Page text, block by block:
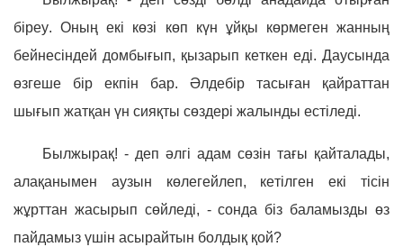
біреу. Оның екі көзі көп күн ұйқы көрмеген жанның
бейнесіндей домбығып, қызарып кеткен еді. Даусында
өзгеше бір екпін бар. Әлдебір тасыған қайраттан
шығып жатқан үн сияқты сөздері жалынды естіледі.
Былжырақ! - деп әлгі адам сөзін тағы қайталады,
алақанымен аузын көлегейлеп, кетілген екі тісін
жұрттан жасырып сөйледі, - сонда біз баламызды өз
пайдамыз үшін асырайтын болдық қой?